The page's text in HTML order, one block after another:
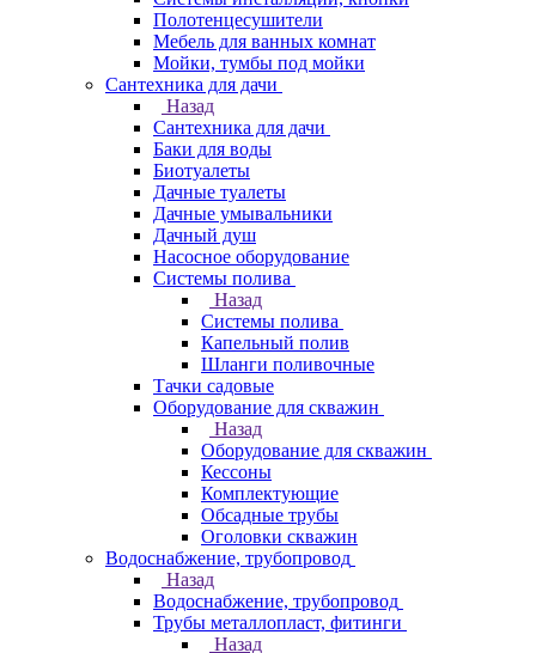
Полотенцесушители
Мебель для ванных комнат
Мойки, тумбы под мойки
Сантехника для дачи
Назад
Сантехника для дачи
Баки для воды
Биотуалеты
Дачные туалеты
Дачные умывальники
Дачный душ
Насосное оборудование
Системы полива
Назад
Системы полива
Капельный полив
Шланги поливочные
Тачки садовые
Оборудование для скважин
Назад
Оборудование для скважин
Кессоны
Комплектующие
Обсадные трубы
Оголовки скважин
Водоснабжение, трубопровод
Назад
Водоснабжение, трубопровод
Трубы металлопласт, фитинги
Назад